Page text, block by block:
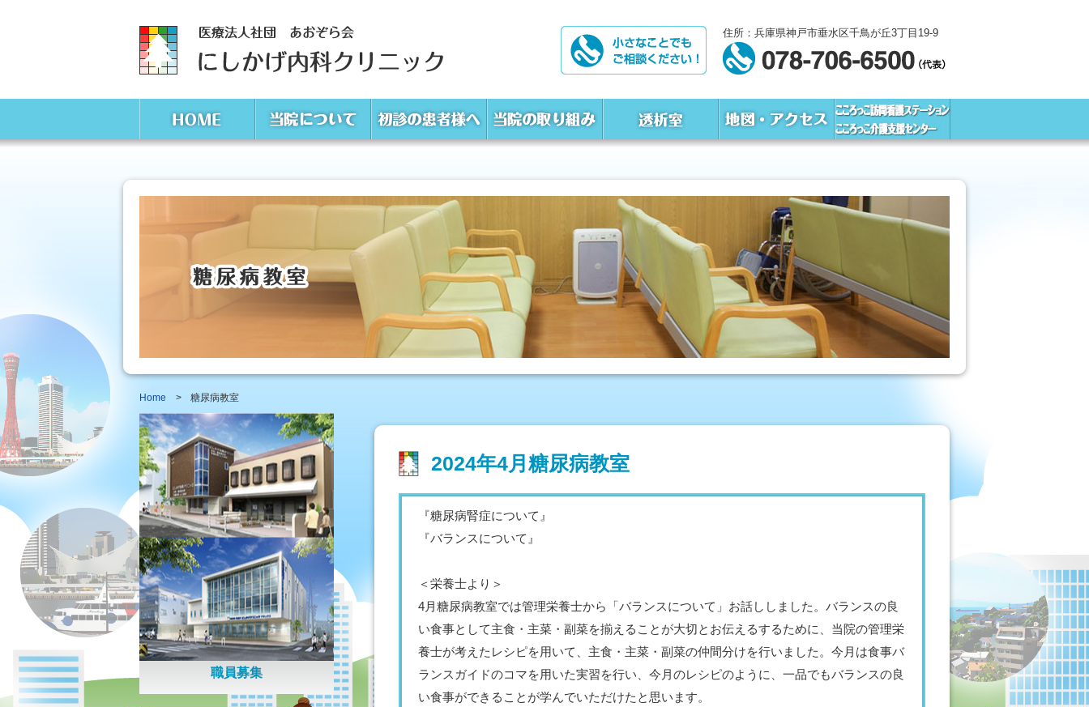
住所：兵庫県神戸市垂水区千鳥が丘3丁目19-9
Home > 糖尿病教室
2024年4月糖尿病教室
『糖尿病腎症について』
『バランスについて』
＜栄養士より＞
4月糖尿病教室では管理栄養士から「バランスについて」お話ししました。バランスの良
い食事として主食・主菜・副菜を揃えることが大切とお伝えるするために、当院の管理栄
養士が考えたレシピを用いて、主食・主菜・副菜の仲間分けを行いました。今月は食事バ
ランスガイドのコマを用いた実習を行い、今月のレシピのように、一品でもバランスの良
い食事ができることが学んでいただけたと思います。
職員募集